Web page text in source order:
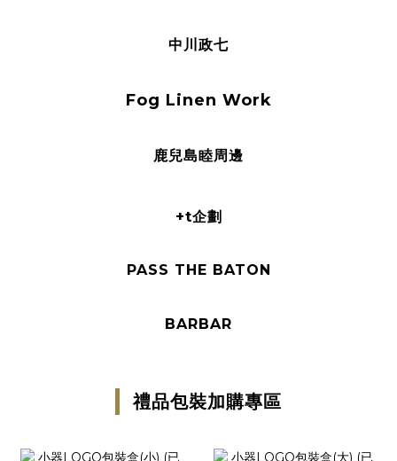
中川政七
Fog Linen Work
鹿兒島睦周邊
+t企劃
PASS THE BATON
BARBAR
禮品包裝加購專區